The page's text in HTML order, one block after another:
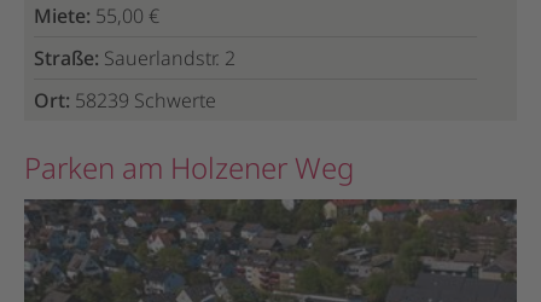
Miete: 55,00 €
Straße: Sauerlandstr. 2
Ort: 58239 Schwerte
Parken am Holzener Weg